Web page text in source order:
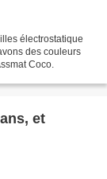
électrostatique
des couleurs
Coco.
et